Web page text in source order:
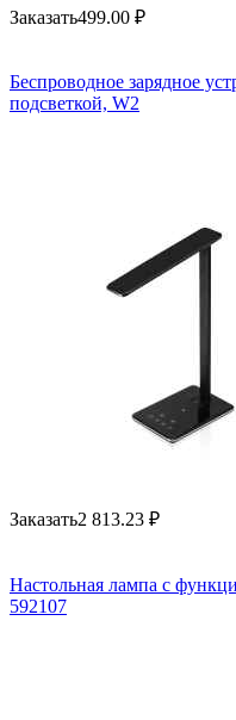
Заказать499.00 ₽
Беспроводное зарядное
подсветкой, W2
Заказать2 813.23 ₽
Настольная лампа с
592107